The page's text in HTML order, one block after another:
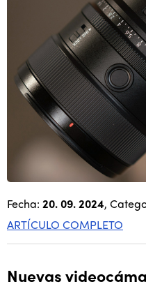
Fecha: 20. 09. 2024,
ARTÍCULO COMPLETO
Nuevas